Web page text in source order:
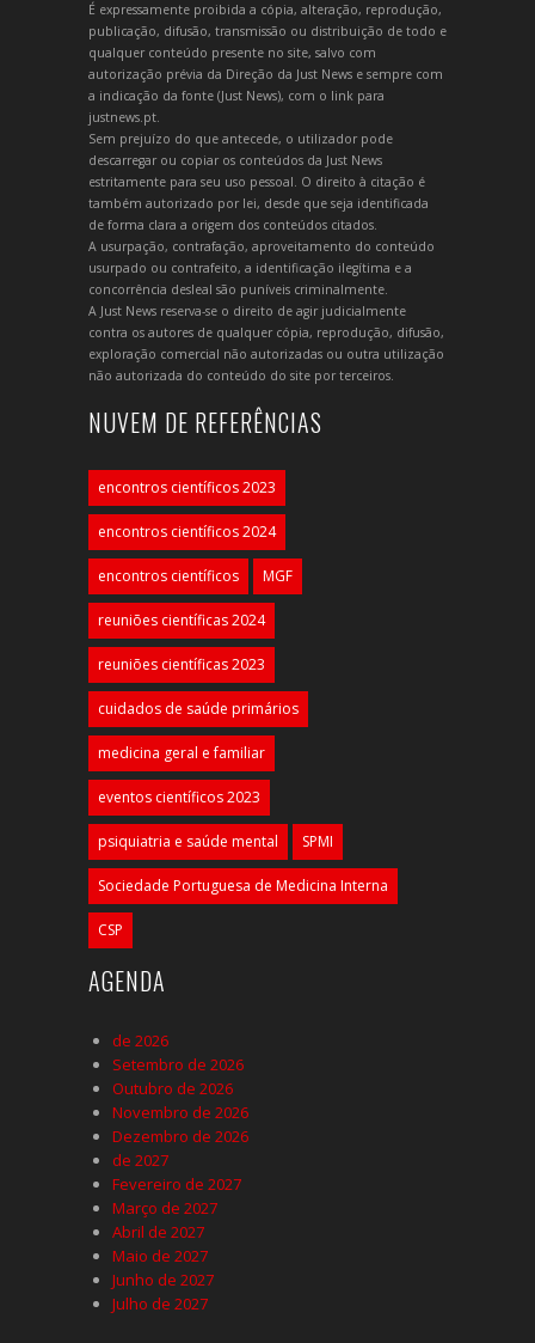
É expressamente proibida a cópia, alteração, reprodução,
publicação, difusão, transmissão ou distribuição de todo e
qualquer conteúdo presente no site, salvo com
autorização prévia da Direção da Just News e sempre com
a indicação da fonte (Just News), com o link para
justnews.pt.
Sem prejuízo do que antecede, o utilizador pode
descarregar ou copiar os conteúdos da Just News
estritamente para seu uso pessoal. O direito à citação é
também autorizado por lei, desde que seja identificada
de forma clara a origem dos conteúdos citados.
A usurpação, contrafação, aproveitamento do conteúdo
usurpado ou contrafeito, a identificação ilegítima e a
concorrência desleal são puníveis criminalmente.
A Just News reserva-se o direito de agir judicialmente
contra os autores de qualquer cópia, reprodução, difusão,
exploração comercial não autorizadas ou outra utilização
não autorizada do conteúdo do site por terceiros.
NUVEM DE REFERÊNCIAS
encontros científicos 2023
encontros científicos 2024
encontros científicos MGF
reuniões científicas 2024
reuniões científicas 2023
cuidados de saúde primários
medicina geral e familiar
eventos científicos 2023
psiquiatria e saúde mental SPMI
Sociedade Portuguesa de Medicina Interna
CSP
AGENDA
de 2026
Setembro de 2026
Outubro de 2026
Novembro de 2026
Dezembro de 2026
de 2027
Fevereiro de 2027
Março de 2027
Abril de 2027
Maio de 2027
Junho de 2027
Julho de 2027